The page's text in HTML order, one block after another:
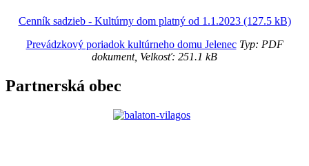
Cenník sadzieb - Kultúrny dom platný od 1.1.2023 (127.5 kB)
Prevádzkový poriadok kultúrneho domu JelenecTyp: PDF
dokument, Velkosť: 251.1 kB
Partnerská obec